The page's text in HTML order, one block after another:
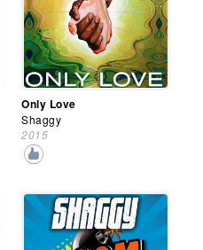
Only Love
Shaggy
2015